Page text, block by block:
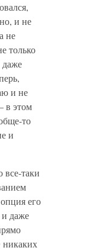
и не
не
только
даже
и не
в этом
то
и
таки
его
даже
никаких